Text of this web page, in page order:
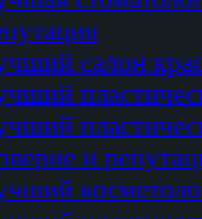
салон
и